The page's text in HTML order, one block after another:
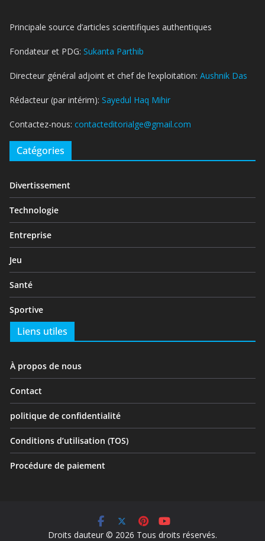
Principale source d’articles scientifiques authentiques
Fondateur et PDG: Sukanta Parthib
Directeur général adjoint et chef de l’exploitation: Aushnik Das
Rédacteur (par intérim): Sayedul Haq Mihir
Contactez-nous: contacteditorialge@gmail.com
Catégories
Divertissement
Technologie
Entreprise
Jeu
Santé
Sportive
Liens utiles
À propos de nous
Contact
politique de confidentialité
Conditions d’utilisation (TOS)
Procédure de paiement
Droits dauteur © 2026 Tous droits réservés.